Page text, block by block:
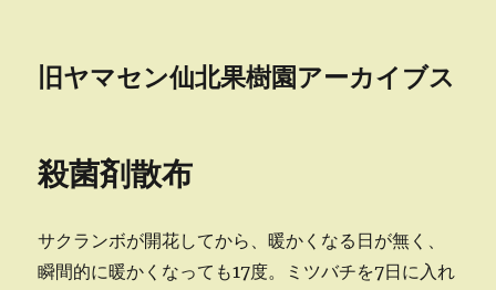
旧ヤマセン仙北果樹園アーカイブス
殺菌剤散布
サクランボが開花してから、暖かくなる日が無く、
瞬間的に暖かくなっても17度。ミツバチを7日に入れ